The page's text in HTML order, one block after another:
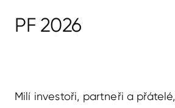
PF 2026
Milí investoři, partneři a přátelé,